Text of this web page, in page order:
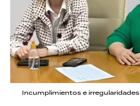
Incumplimientos e irregularidades